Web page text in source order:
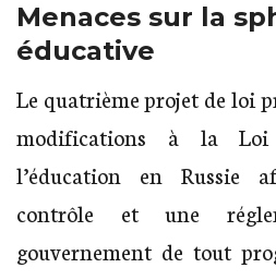
Menaces sur la
éducative
Le quatrième projet de loi
modifications à la Loi
l’éducation en Russie
contrôle et une
gouvernement de tout